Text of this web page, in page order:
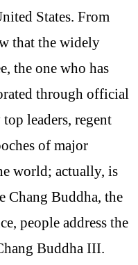
States. From
that the widely
the one who has
through official
leaders, regent
of major
world; actually, is
Chang Buddha, the
people address the
Buddha III.